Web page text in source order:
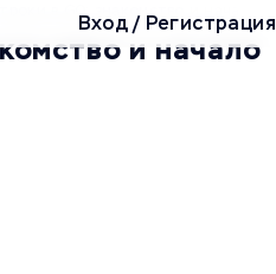
Вход/ Регистрация
и начало